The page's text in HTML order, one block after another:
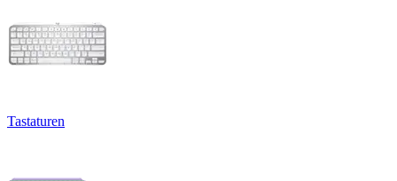
Tastaturen